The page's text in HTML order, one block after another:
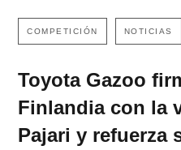
COMPETICIÓN NOTICIAS
Toyota Gazoo
Finlandia con la
Pajari y refuerza